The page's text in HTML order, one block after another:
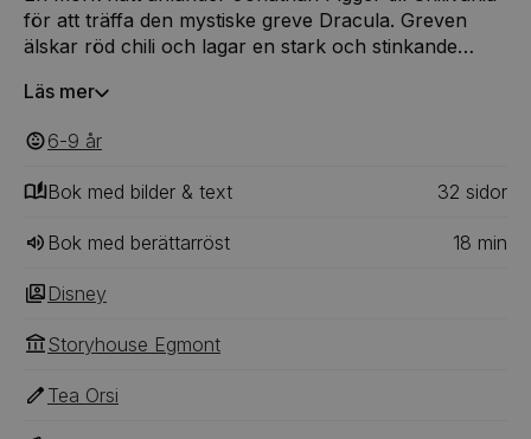
för att träffa den mystiske greve Dracula. Greven
älskar röd chili och lagar en stark och stinkande
att det är något konstigt med Dracula. Varför blir folk
egentligen greven för planer?
Läs mer
6-9 ‎‎ år
Bok med bilder & text 32 ‎‎ sidor
Bok med berättarröst 18 min
Disney
Storyhouse Egmont
Tea Orsi